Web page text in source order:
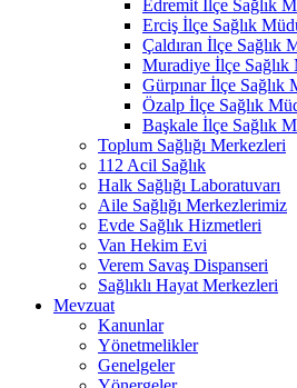
Edremit İlçe Sağlık
Erciş İlçe Sağlık
Çaldıran İlçe Sağlık
Muradiye İlçe Sağlık
Gürpınar İlçe Sağlık
Özalp İlçe Sağlık
Başkale İlçe Sağlık
Toplum Sağlığı Merkezleri
112 Acil Sağlık
Halk Sağlığı Laboratuvarı
Aile Sağlığı Merkezlerimiz
Evde Sağlık Hizmetleri
Van Hekim Evi
Verem Savaş Dispanseri
Sağlıklı Hayat Merkezleri
Mevzuat
Kanunlar
Yönetmelikler
Genelgeler